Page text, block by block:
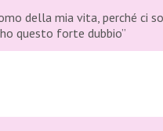
della mia vita, perché ci
questo forte dubbio”